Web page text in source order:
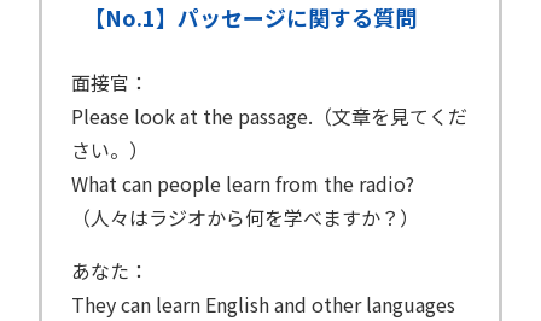
【No.1】パッセージに関する質問
面接官：
Please look at the passage.（文章を見てくだ
さい。）
What can people learn from the radio?
（人々はラジオから何を学べますか？）
あなた：
They can learn English and other languages